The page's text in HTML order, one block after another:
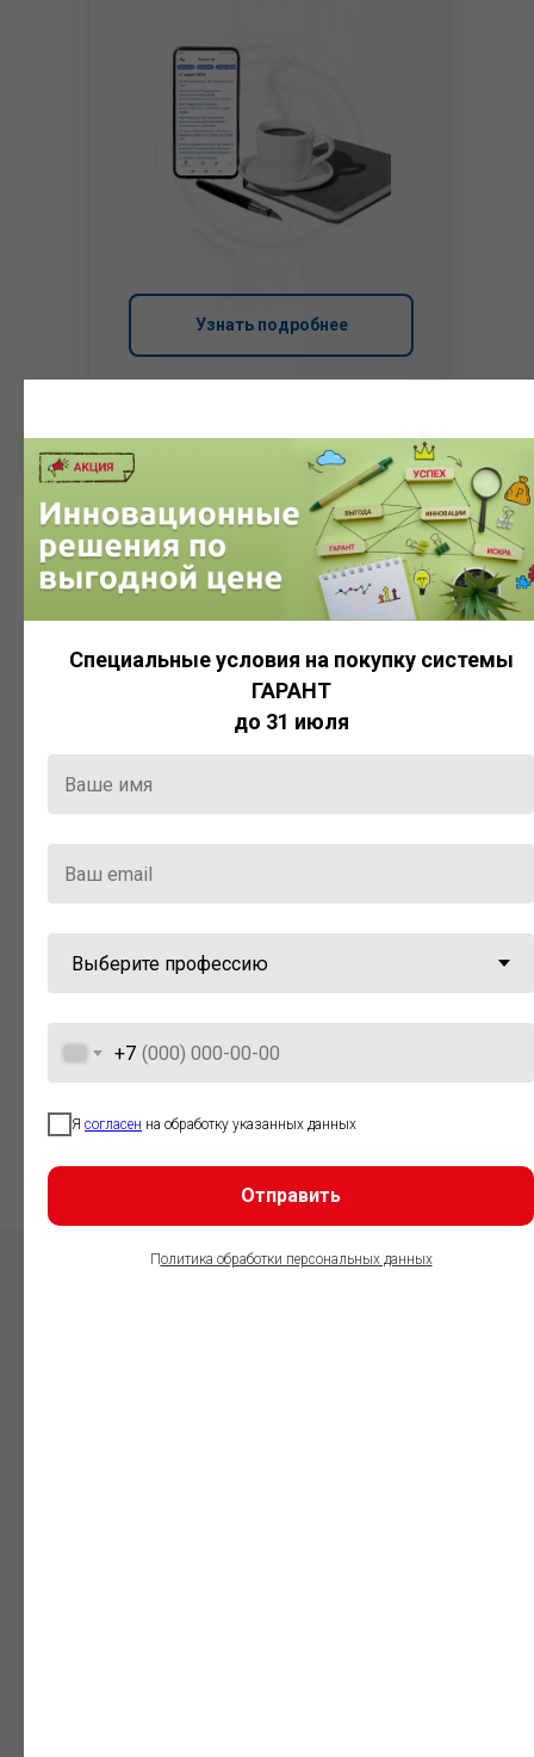
Узнать подробнее
Компания «Гарант» стала
победителем премии «Время
Система
ГАРАНТ
Актуальная правовая информация
и инструменты для максимально
эффективной работы с ней.
Специальные условия на покупку системы
ГАРАНТ
до 31 июля
+7
Я согласен на обработку указанных данных
Отправить
Политика обработки персональных данных